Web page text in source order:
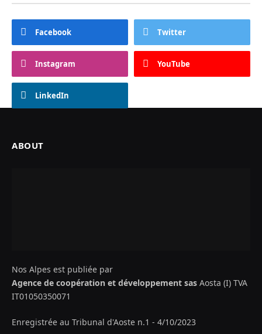
Facebook Twitter
Instagram YouTube
LinkedIn
ABOUT
Nos Alpes est publiée par
Agence de coopération et développement sas Aosta (I) TVA
IT01050350071
Enregistrée au Tribunal d'Aoste n.1 - 4/10/2023